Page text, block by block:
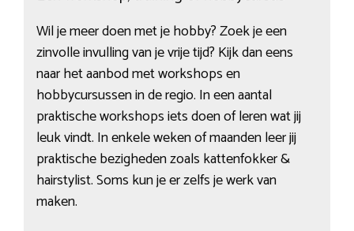
Wil je meer doen met je hobby? Zoek je een
zinvolle invulling van je vrije tijd? Kijk dan eens
naar het aanbod met workshops en
hobbycursussen in de regio. In een aantal
praktische workshops iets doen of leren wat jij
leuk vindt. In enkele weken of maanden leer jij
praktische bezigheden zoals kattenfokker &
hairstylist. Soms kun je er zelfs je werk van
maken.